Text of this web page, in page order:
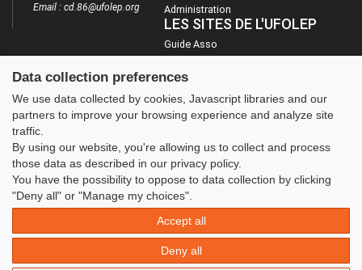
Email : cd.86@ufolep.org
Administration
LES SITES DE L'UFOLEP
Guide Asso
Inscriptions évènements
Data collection preferences
We use data collected by cookies, Javascript libraries and our
partners to improve your browsing experience and analyze site
traffic.
By using our website, you're allowing us to collect and process
those data as described in our privacy policy.
You have the possibility to oppose to data collection by clicking
"Deny all" or "Manage my choices".
Accept all
Deny all